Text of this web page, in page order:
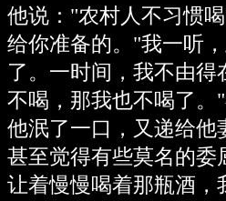
他说："农村人不习惯
给你准备的。"我一听
了。一时间，我不由
不喝，那我也不喝了
他泯了一口，又递给他
甚至觉得有些莫名的委
让着慢慢喝着那瓶酒，